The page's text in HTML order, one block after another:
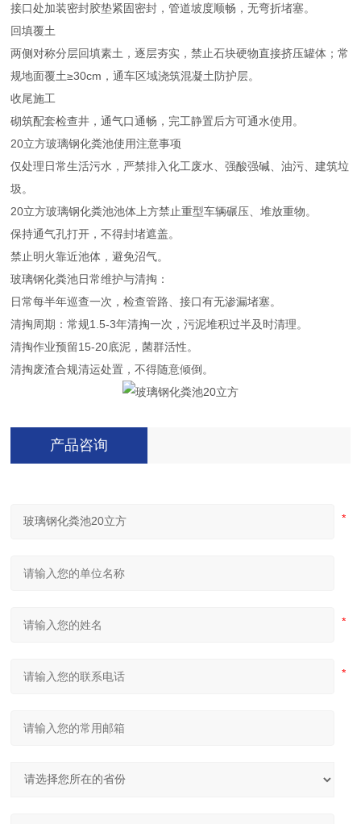
接口处加装密封胶垫紧固密封，管道坡度顺畅，无弯折堵塞。
回填覆土
两侧对称分层回填素土，逐层夯实，禁止石块硬物直接挤压罐体；常
规地面覆土≥30cm，通车区域浇筑混凝土防护层。
收尾施工
砌筑配套检查井，通气口通畅，完工静置后方可通水使用。
20立方玻璃钢化粪池使用注意事项
仅处理日常生活污水，严禁排入化工废水、强酸强碱、油污、建筑垃
圾。
20立方玻璃钢化粪池池体上方禁止重型车辆碾压、堆放重物。
保持通气孔打开，不得封堵遮盖。
禁止明火靠近池体，避免沼气。
玻璃钢化粪池日常维护与清掏：
日常每半年巡查一次，检查管路、接口有无渗漏堵塞。
清掏周期：常规1.5-3年清掏一次，污泥堆积过半及时清理。
清掏作业预留15-20底泥，菌群活性。
清掏废渣合规清运处置，不得随意倾倒。
产品咨询